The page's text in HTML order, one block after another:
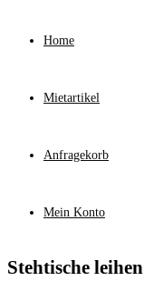
Home
Mietartikel
Anfragekorb
Mein Konto
Stehtische leihen